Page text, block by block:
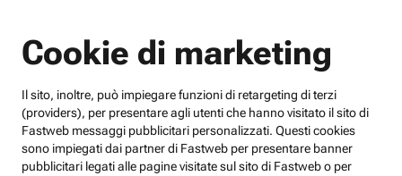
Cookie di marketing
Il sito, inoltre, può impiegare funzioni di retargeting di terzi
(providers), per presentare agli utenti che hanno visitato il sito di
Fastweb messaggi pubblicitari personalizzati. Questi cookies
sono impiegati dai partner di Fastweb per presentare banner
pubblicitari legati alle pagine visitate sul sito di Fastweb o per